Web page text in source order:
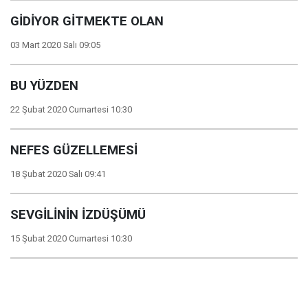
GİDİYOR GİTMEKTE OLAN
03 Mart 2020 Salı 09:05
BU YÜZDEN
22 Şubat 2020 Cumartesi 10:30
NEFES GÜZELLEMESİ
18 Şubat 2020 Salı 09:41
SEVGİLİNİN İZDÜŞÜMÜ
15 Şubat 2020 Cumartesi 10:30